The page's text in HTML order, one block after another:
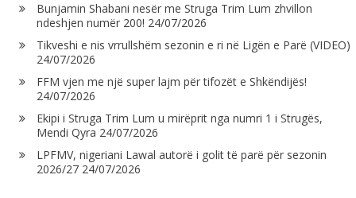
Bunjamin Shabani nesër me Struga Trim Lum zhvillon
ndeshjen numër 200! 24/07/2026
Tikveshi e nis vrrullshëm sezonin e ri në Ligën e Parë (VIDEO)
24/07/2026
FFM vjen me një super lajm për tifozët e Shkëndijës!
24/07/2026
Ekipi i Struga Trim Lum u mirëprit nga numri 1 i Strugës,
Mendi Qyra 24/07/2026
LPFMV, nigeriani Lawal autorë i golit të parë për sezonin
2026/27 24/07/2026